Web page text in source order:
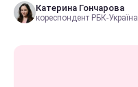
Катерина Гончарова
кореспондент РБК-Україна